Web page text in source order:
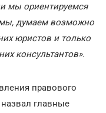
мы ориентируемся
думаем возможно
юристов и только
консультантов».
правового
назвал главные